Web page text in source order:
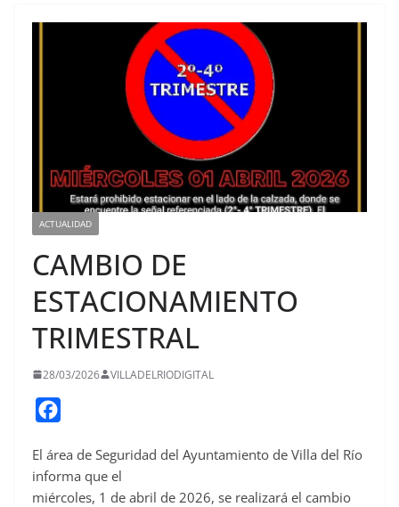
ACTUALIDAD
CAMBIO DE
ESTACIONAMIENTO
TRIMESTRAL
28/03/2026 VILLADELRIODIGITAL
c
e
El área de Seguridad del Ayuntamiento de Villa del Río
informa que el
miércoles, 1 de abril de 2026, se realizará el cambio